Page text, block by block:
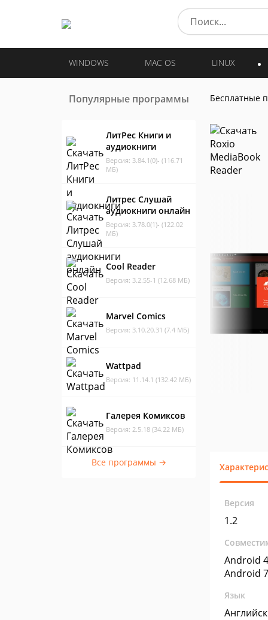
WINDOWS MAC OS LINUX
Популярные программы
ЛитРес Книги и
аудиокниги
Версия: 3.84.1(0)- (116.71
МБ)
Литрес Слушай
аудиокниги онлайн
Версия: 3.78.0(1)- (122.02
МБ)
Cool Reader
Версия: 3.2.55-1 (12.68 МБ)
Marvel Comics
Версия: 3.10.20.31 (7.4 МБ)
Wattpad
Версия: 11.14.1 (132.42 МБ)
Галерея Комиксов
Версия: 2.5.18 (34.22 МБ)
Все программы →
Бесплатные
Версия
1.2
Android
Android
Язык